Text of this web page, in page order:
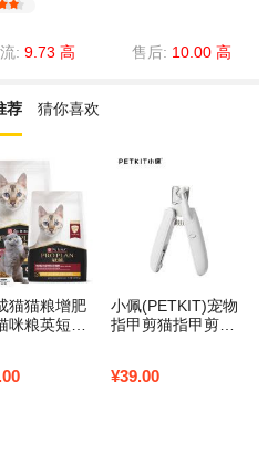
: 9.73 高 售后: 10.00 高
荐 猜你喜欢
猫猫粮增肥
咪粮英短美
肉味7kg
小佩(PETKIT)宠物
指甲剪猫指甲剪专
新手带LED灯宠物
¥39.00